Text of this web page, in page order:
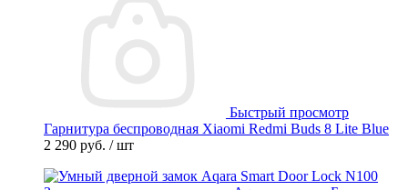
Быстрый просмотр
Гарнитура беспроводная Xiaomi Redmi Buds 8 Lite Blue
2 290 руб. / шт